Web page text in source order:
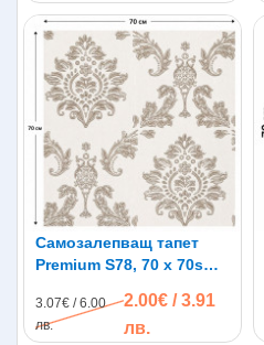
Самозалепващ тапет
Premium S78, 70 х 70sm х
3.07€ / 6.00
лв.
2.00€ / 3.91
лв.